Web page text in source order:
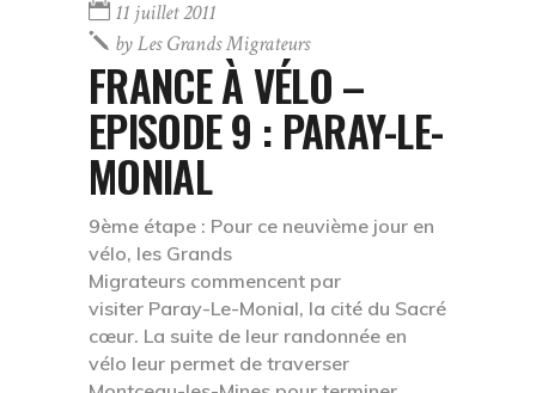
11 juillet 2011
byLes Grands Migrateurs
FRANCE À VÉLO –
EPISODE 9 : PARAY-LE-
MONIAL
9ème étape : Pour ce neuvième jour en
vélo, les Grands
Migrateurs commencent par
visiter Paray-Le-Monial, la cité du Sacré
cœur. La suite de leur randonnée en
vélo leur permet de traverser